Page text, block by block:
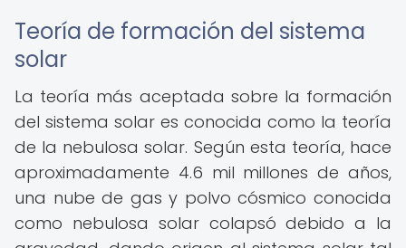
Teoría de formación del sistema
solar
La teoría más aceptada sobre la formación
del sistema solar es conocida como la teoría
de la nebulosa solar. Según esta teoría, hace
aproximadamente 4.6 mil millones de años,
una nube de gas y polvo cósmico conocida
como nebulosa solar colapsó debido a la